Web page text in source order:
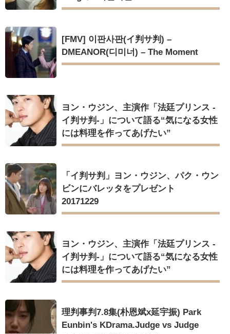
[FMV] 이판사판(イ判サ判) –
DMEANOR(디미너) – The Moment
ヨン・ウジン、主演作「法廷プリンス -
イ判サ判-」について語る“気になる女性
には料理を作ってあげたい”
「イ判サ判」ヨン・ウジン、パク・ウン
ビンにバレッタをプレゼント
20171229
ヨン・ウジン、主演作「法廷プリンス -
イ判サ判-」について語る“気になる女性
には料理を作ってあげたい”
理判事判7.8集(朴恩斌x延宇振) Park
Eunbin's KDrama.Judge vs Judge